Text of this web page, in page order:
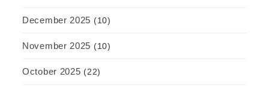
December 2025 (10)
November 2025 (10)
October 2025 (22)